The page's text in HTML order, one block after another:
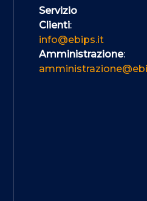
Servizio
Clienti:
info@ebips.it
Amministrazione: